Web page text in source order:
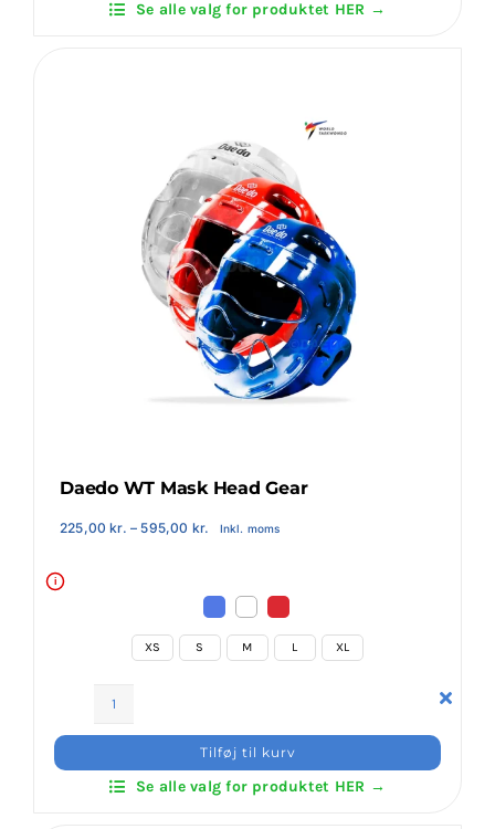
NewSe alle valg for produktet HER →
Daedo WT Mask Head Gear
225,00kr. – 595,00 kr. Prisinterval:
Inkl. moms
i
XS S M L XL
Mask
Head
Tilføj til kurv
Se alle valg for produktet HER →